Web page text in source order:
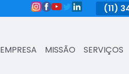
3431-7374 (11)
EMPRESA MISSÃO SERVIÇOS